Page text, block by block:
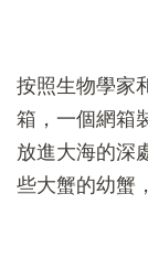
按照生物學家
箱，一個網箱
放進大海的深
些大蟹的幼蟹